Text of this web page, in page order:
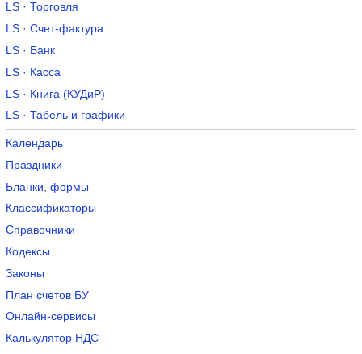
LS · Торговля
LS · Счет-фактура
LS · Банк
LS · Касса
LS · Книга (КУДиР)
LS · Табель и графики
Календарь
Праздники
Бланки, формы
Классификаторы
Справочники
Кодексы
Законы
План счетов БУ
Онлайн-сервисы
Калькулятор НДС